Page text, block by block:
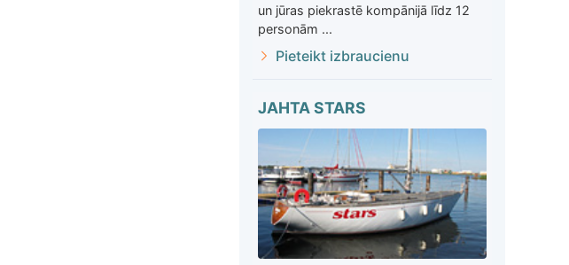
un jūras piekrastē kompānijā līdz 12
personām ...
Pieteikt izbraucienu
JAHTA STARS